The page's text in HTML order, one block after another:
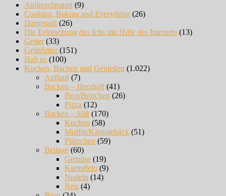
Aufgeschnappt(9)
Cooking, Baking and Everything (26)
Darmstadt(26)
Die Erforschung des Ichs mit Hilfe des Internets (13)
Getier(33)
Grünfutter(151)
Halt so (100)
Kochen, Backen und Genießen (1.022)
Auflauf(7)
Backen – Herzhaft(41)
Brot/Brötchen (26)
Pizza (12)
Backen – Süß (170)
Kuchen (58)
Muffin/Kleingebäck (51)
Plätzchen (59)
Beilage (60)
Gemüse (19)
Kartoffeln (9)
Nudeln (14)
Reis (4)